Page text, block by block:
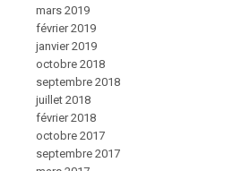
mars 2019
février 2019
janvier 2019
octobre 2018
septembre 2018
juillet 2018
février 2018
octobre 2017
septembre 2017